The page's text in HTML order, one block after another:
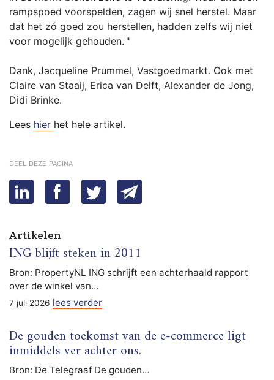
rampspoed voorspelden, zagen wij snel herstel. Maar
dat het zó goed zou herstellen, hadden zelfs wij niet
voor mogelijk gehouden. "
Dank, Jacqueline Prummel, Vastgoedmarkt. Ook met
Claire van Staaij, Erica van Delft, Alexander de Jong,
Didi Brinke.
Lees hier het hele artikel.
deel deze pagina
Artikelen
ING blijft steken in 2011
Bron: PropertyNL ING schrijft een achterhaald rapport
over de winkel van…
7 juli 2026 lees verder
De gouden toekomst van de e-commerce ligt
inmiddels ver achter ons.
Bron: De Telegraaf De gouden…